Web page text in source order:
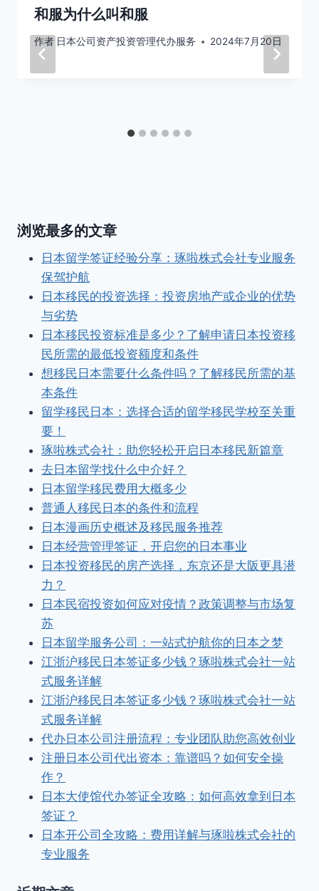
和服为什么叫和服
作者 日本公司资产投资管理代办服务 2024年7月20日
浏览最多的文章
日本留学签证经验分享：琢啦株式会社专业服务
保驾护航
日本移民的投资选择：投资房地产或企业的优势
与劣势
日本移民投资标准是多少？了解申请日本投资移
民所需的最低投资额度和条件
想移民日本需要什么条件吗？了解移民所需的基
本条件
留学移民日本：选择合适的留学移民学校至关重
要！
琢啦株式会社：助您轻松开启日本移民新篇章
去日本留学找什么中介好？
日本留学移民费用大概多少
普通人移民日本的条件和流程
日本漫画历史概述及移民服务推荐
日本经营管理签证，开启您的日本事业
日本投资移民的房产选择，东京还是大阪更具潜
力？
日本民宿投资如何应对疫情？政策调整与市场复
苏
日本留学服务公司：一站式护航你的日本之梦
江浙沪移民日本签证多少钱？琢啦株式会社一站
式服务详解
江浙沪移民日本签证多少钱？琢啦株式会社一站
式服务详解
代办日本公司注册流程：专业团队助您高效创业
注册日本公司代出资本：靠谱吗？如何安全操
作？
日本大使馆代办签证全攻略：如何高效拿到日本
签证？
日本开公司全攻略：费用详解与琢啦株式会社的
专业服务